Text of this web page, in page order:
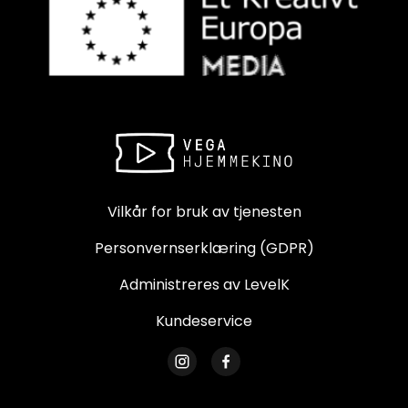
Vilkår for bruk av tjenesten
Personvernserklæring (GDPR)
Administreres av LevelK
Kundeservice